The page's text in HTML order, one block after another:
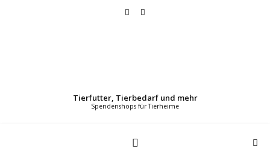
Tierfutter, Tierbedarf und mehr